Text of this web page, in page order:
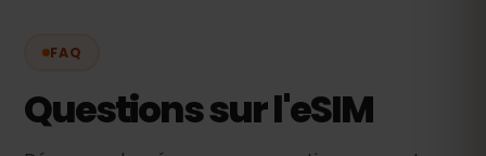
FAQ
Questions sur l'eSIM